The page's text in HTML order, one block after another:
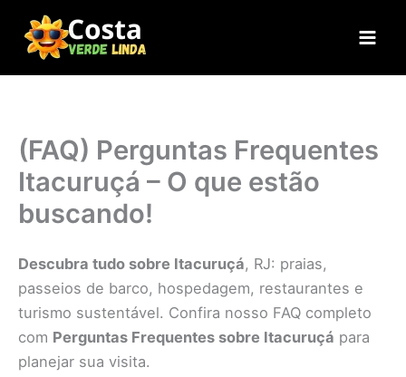
para
(FAQ) Perguntas Frequentes
Itacuruçá – O que estão
buscando!
Descubra tudo sobre Itacuruçá, RJ: praias,
passeios de barco, hospedagem, restaurantes e
turismo sustentável. Confira nosso FAQ completo
com Perguntas Frequentes sobre Itacuruçá para
planejar sua visita.